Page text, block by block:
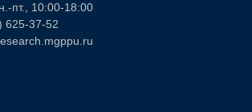
пт., 10:00-18:00
625-37-52